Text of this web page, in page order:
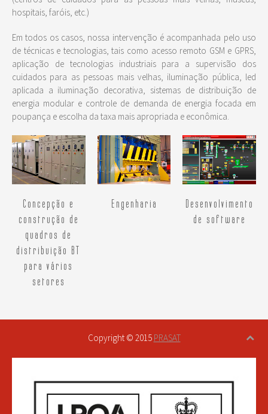
hospitais, faróis, etc.)
Em todos os casos, nossa intervenção é acompanhada pelo uso
de técnicas e tecnologias, tais como acesso remoto GSM e GPRS,
aplicação de tecnologias industriais para a supervisão dos
cuidados para as pessoas mais velhas, iluminação pública, led
aplicada a iluminação decorativa, sistemas de distribuição de
energia modular e controle de demanda de energia focada em
poupança e escolha da taxa mais apropriada e econômica.
Concepção e
construção de
quadros de
distribuição BT
para vários
setores
Engenharia
Desenvolvimento
de software
Copyright © 2015 PRASAT